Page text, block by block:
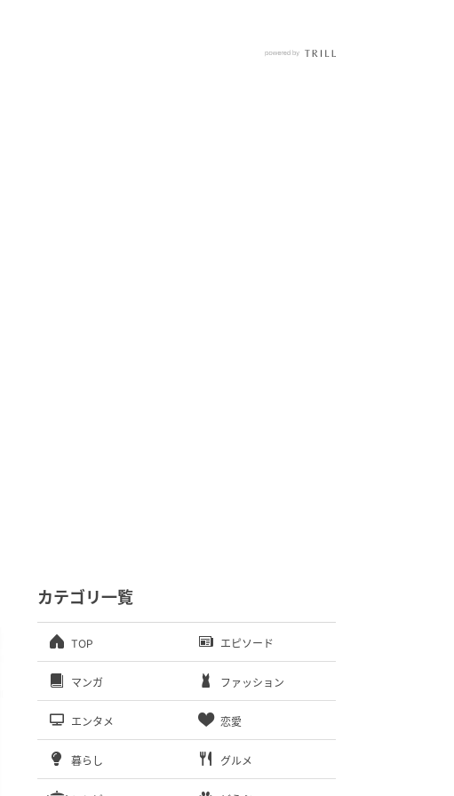
カテゴリ一覧
TOP エピソード
マンガ ファッション
エンタメ 恋愛
暮らし グルメ